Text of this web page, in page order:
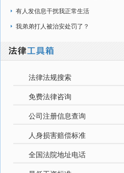
婚，协议房子给前妻（房贷是我的名字）
有人发信息干扰我正常生活
我弟弟打人被治安处罚了？
法律法规搜索
免费法律咨询
公司注册信息查询
人身损害赔偿标准
全国法院地址电话